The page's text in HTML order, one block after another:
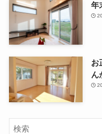
年
お
ん